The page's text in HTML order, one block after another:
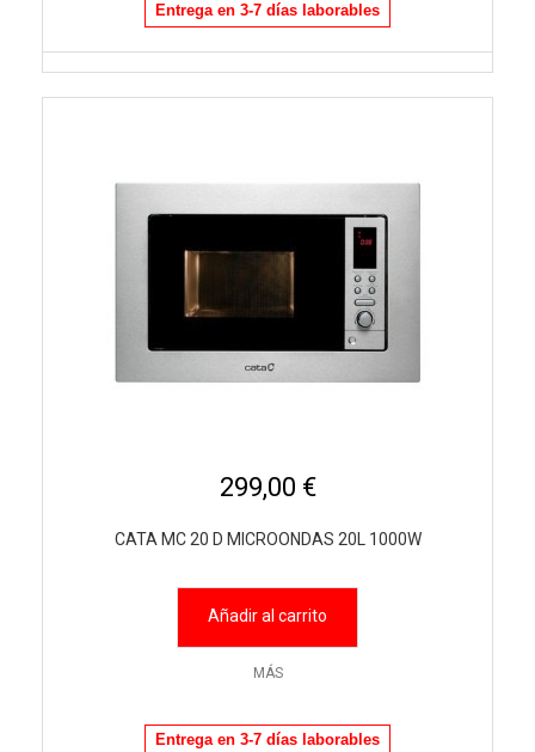
Entrega en 3-7 días laborables
299,00 €
CATA MC 20 D MICROONDAS 20L 1000W
Añadir al carrito
MÁS
Entrega en 3-7 días laborables